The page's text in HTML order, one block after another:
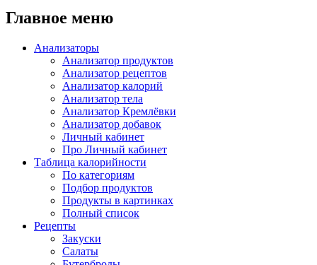
Главное меню
Анализаторы
Анализатор продуктов
Анализатор рецептов
Анализатор калорий
Анализатор тела
Анализатор Кремлёвки
Анализатор добавок
Личный кабинет
Про Личный кабинет
Таблица калорийности
По категориям
Подбор продуктов
Продукты в картинках
Полный список
Рецепты
Закуски
Салаты